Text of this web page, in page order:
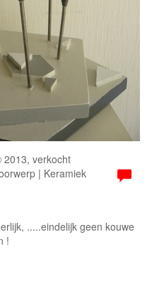
verkocht
| Keramiek
.....eindelijk geen kouwe
!